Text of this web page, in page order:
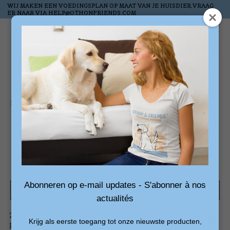
WIJ MAKEN EEN VOEDINGSPLAN OP MAAT VAN JE HUISDIER,VRAAG
ER NAAR VIA HELP@OTHONFRIENDS.COM
Verlanglijst
Home / Tags geruststellingsdiffuser
Producten getagd met
geruststellingsdiffuser
Filters weergeven
2
producten
op
producten
Abonneren op e-mail updates - S'abonner à nos
actualités
Krijg als eerste toegang tot onze nieuwste producten,